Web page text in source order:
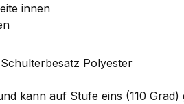
innen
Polyester
kann auf Stufe eins (110 Grad)